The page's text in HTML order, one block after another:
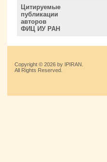
Цитируемые
публикации
авторов
ФИЦ ИУ РАН
Copyright © 2026 by IPIRAN.
All Rights Reserved.